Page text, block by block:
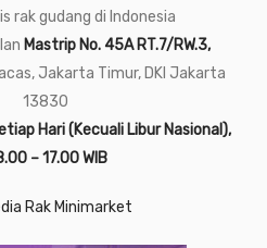
rak gudang di Indonesia
Mastrip No. 45A RT.7/RW.3,
Jakarta Timur, DKI Jakarta
13830
Hari (Kecuali Libur Nasional),
– 17.00 WIB
Rak Minimarket